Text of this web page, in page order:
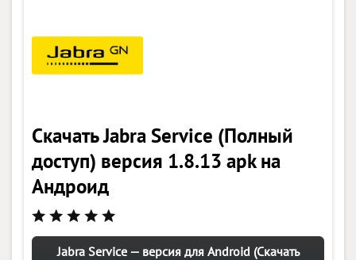
Скачать Jabra Service (Полный
доступ) версия 1.8.13 apk на
Андроид
Jabra Service — версия для Android (Скачать